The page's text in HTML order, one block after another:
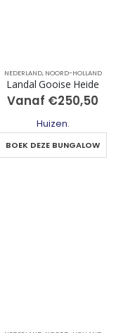
NEDERLAND, NOORD-HOLLAND
Landal Gooise Heide
Vanaf €250,50
Huizen.
BOEK DEZE BUNGALOW